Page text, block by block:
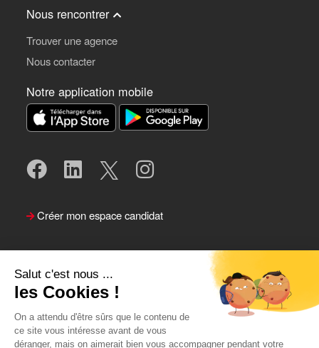
Salut c'est nous ...
les Cookies !
On a attendu d'être sûrs que le contenu de
ce site vous intéresse avant de vous
déranger, mais on aimerait bien vous accompagner pendant votre
Nous rencontrer
Trouver une agence
Nous contacter
Notre application mobile
Créer mon espace candidat